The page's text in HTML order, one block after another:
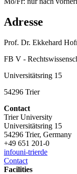
Adresse
Prof. Dr. Ekkehard
FB V -
Universitätsring 15
54296 Trier
Contact
Trier University
Universitätsring 15
54296 Trier, Germany
+49 651 201-0
infouni-trierde
Contact
Facilities